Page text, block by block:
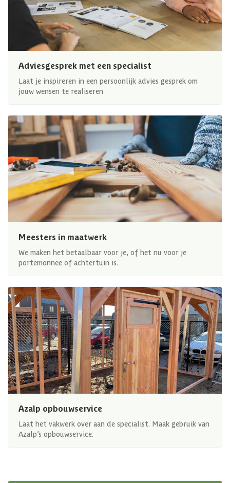
Adviesgesprek met een specialist
Laat je inspireren in een persoonlijk advies gesprek om
jouw wensen te realiseren
Meesters in maatwerk
We maken het betaalbaar voor je, of het nu voor je
portemonnee of achtertuin is.
Azalp opbouwservice
Laat het vakwerk over aan de specialist. Maak gebruik van
Azalp’s opbouwservice.